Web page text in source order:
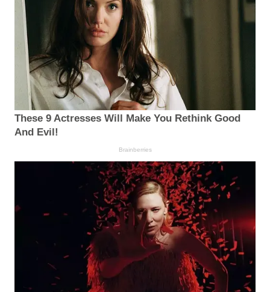
These 9 Actresses Will Make You Rethink Good
And Evil!
Brainberries